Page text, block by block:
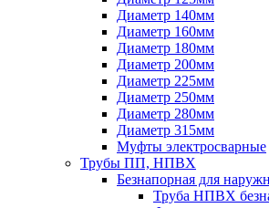
Диаметр 140мм
Диаметр 160мм
Диаметр 180мм
Диаметр 200мм
Диаметр 225мм
Диаметр 250мм
Диаметр 280мм
Диаметр 315мм
Муфты электросварные
Трубы ПП, НПВХ
Безнапорная для
Труба НПВХ